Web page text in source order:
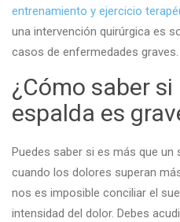
entrenamiento y ejercicio
una intervención quirúrgica es
casos de enfermedades graves.
¿Cómo saber
espalda es
Puedes saber si es más que un
cuando los dolores superan
nos es imposible conciliar el
intensidad del dolor. Debes